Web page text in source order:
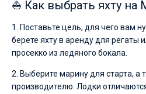
⛵ Как выбрать яхту на
1. Поставьте цель, для чего вам
берете яхту в аренду для регаты
просекко из ледяного бокала.
2. Выберите марину для старта, а
производителю. Лодки